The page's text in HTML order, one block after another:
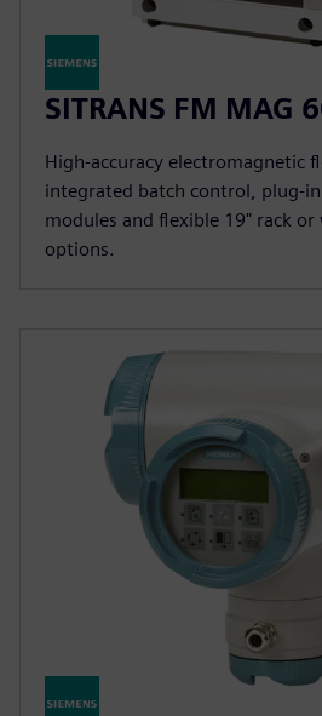
SITRANS FM MAG
High-accuracy electromagnetic
integrated batch control, plug-
modules and flexible 19" rack
options.